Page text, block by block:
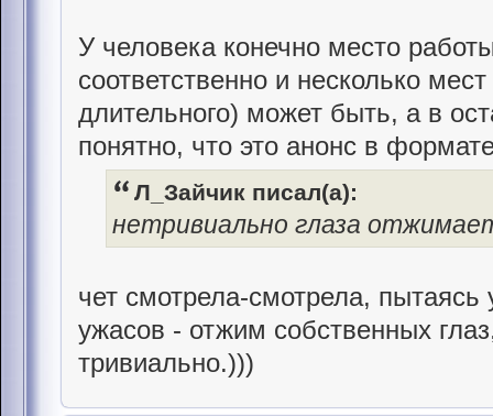
У человека конечно место
соответственно и несколько
длительного) может быть, а в
понятно, что это анонс в
Л_Зайчик писал(а):
нетривиально глаза
чет смотрела-смотрела,
ужасов - отжим собственных
тривиально.)))